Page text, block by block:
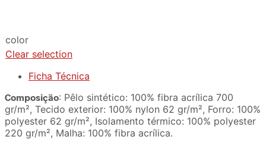
color
Clear selection
Ficha Técnica
Composição: Pêlo sintético: 100% fibra acrílica 700
gr/m², Tecido exterior: 100% nylon 62 gr/m², Forro: 100%
polyester 62 gr/m², Isolamento térmico: 100% polyester
220 gr/m², Malha: 100% fibra acrílica.